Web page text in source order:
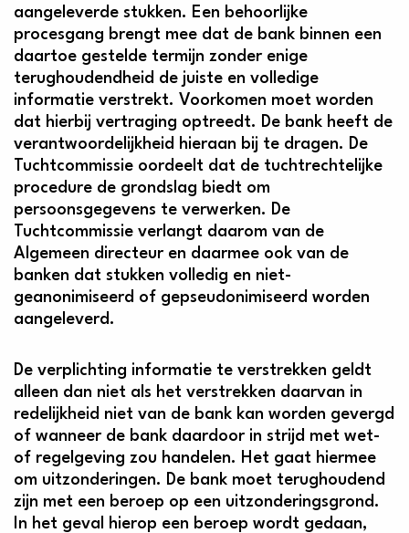
aangeleverde stukken. Een behoorlijke
procesgang brengt mee dat de bank binnen een
daartoe gestelde termijn zonder enige
terughoudendheid de juiste en volledige
informatie verstrekt. Voorkomen moet worden
dat hierbij vertraging optreedt. De bank heeft de
verantwoordelijkheid hieraan bij te dragen. De
Tuchtcommissie oordeelt dat de tuchtrechtelijke
procedure de grondslag biedt om
persoonsgegevens te verwerken. De
Tuchtcommissie verlangt daarom van de
Algemeen directeur en daarmee ook van de
banken dat stukken volledig en niet-
geanonimiseerd of gepseudonimiseerd worden
aangeleverd.
De verplichting informatie te verstrekken geldt
alleen dan niet als het verstrekken daarvan in
redelijkheid niet van de bank kan worden gevergd
of wanneer de bank daardoor in strijd met wet-
of regelgeving zou handelen. Het gaat hiermee
om uitzonderingen. De bank moet terughoudend
zijn met een beroep op een uitzonderingsgrond.
In het geval hierop een beroep wordt gedaan,